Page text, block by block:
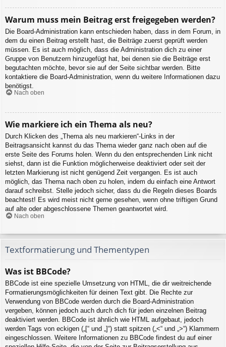
Warum muss mein Beitrag erst freigegeben werden?
Die Board-Administration kann entschieden haben, dass in dem Forum, in
dem du einen Beitrag erstellt hast, die Beiträge zuerst geprüft werden
müssen. Es ist auch möglich, dass die Administration dich zu einer
Gruppe von Benutzern hinzugefügt hat, bei denen sie die Beiträge erst
begutachten möchte, bevor sie auf der Seite sichtbar werden. Bitte
kontaktiere die Board-Administration, wenn du weitere Informationen dazu
benötigst.
Nach oben
Wie markiere ich ein Thema als neu?
Durch Klicken des „Thema als neu markieren“-Links in der
Beitragsansicht kannst du das Thema wieder ganz nach oben auf die
erste Seite des Forums holen. Wenn du den entsprechenden Link nicht
siehst, dann ist die Funktion möglicherweise deaktiviert oder seit der
letzten Markierung ist nicht genügend Zeit vergangen. Es ist auch
möglich, das Thema nach oben zu holen, indem du einfach eine Antwort
darauf schreibst. Stelle jedoch sicher, dass du die Regeln dieses Boards
beachtest! Es wird meist nicht gerne gesehen, wenn ohne triftigen Grund
auf alte oder abgeschlossene Themen geantwortet wird.
Nach oben
Textformatierung und Thementypen
Was ist BBCode?
BBCode ist eine spezielle Umsetzung von HTML, die dir weitreichende
Formatierungsmöglichkeiten für deinen Text gibt. Die Rechte zur
Verwendung von BBCode werden durch die Board-Administration
vergeben, können jedoch auch durch dich für jeden einzelnen Beitrag
deaktiviert werden. BBCode ist ähnlich wie HTML aufgebaut, jedoch
werden Tags von eckigen („[“ und „]“) statt spitzen („<“ und „>“) Klammern
eingeschlossen. Weitere Informationen zu BBCode findest du auf einer